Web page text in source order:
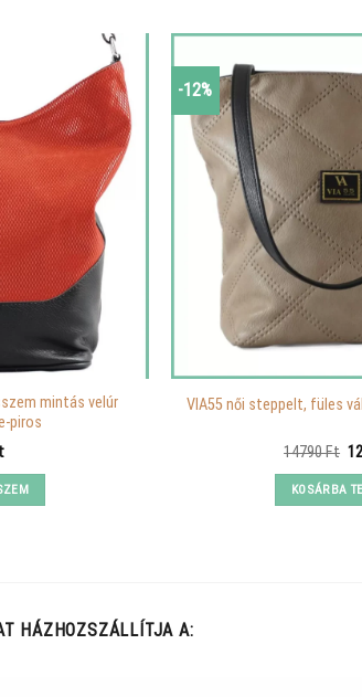
mintás velúr
piros
-12%
VIA55 női steppelt, füles
14790Ft
KOSÁRBA
HÁZHOZSZÁLLÍTJA A: